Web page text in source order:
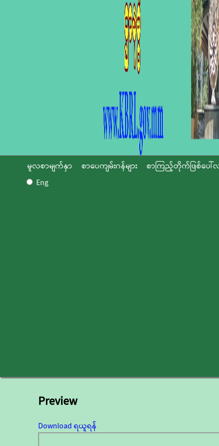
မူလစာမျက်နှာ စာပေကျမ်းဂန်များ
စာကြည့်တိုက်ဖြစ်ပေါ်
Eng
Preview
Download ရယူရန်